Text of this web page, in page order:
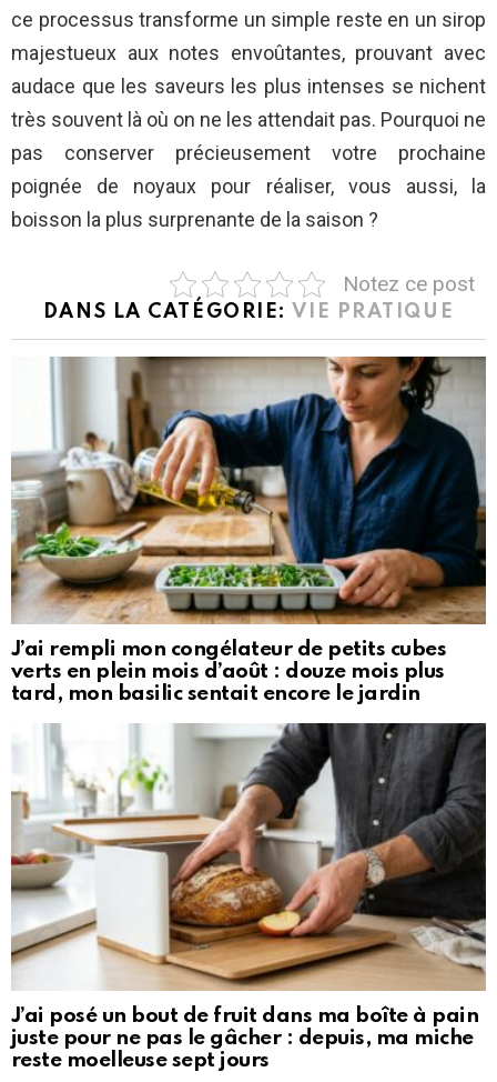
ce processus transforme un simple reste en un sirop
majestueux aux notes envoûtantes, prouvant avec
audace que les saveurs les plus intenses se nichent
très souvent là où on ne les attendait pas. Pourquoi ne
pas conserver précieusement votre prochaine
poignée de noyaux pour réaliser, vous aussi, la
boisson la plus surprenante de la saison ?
Notez ce post
DANS LA CATÉGORIE: VIE PRATIQUE
J’ai rempli mon congélateur de petits cubes
verts en plein mois d’août : douze mois plus
tard, mon basilic sentait encore le jardin
J’ai posé un bout de fruit dans ma boîte à pain
juste pour ne pas le gâcher : depuis, ma miche
reste moelleuse sept jours